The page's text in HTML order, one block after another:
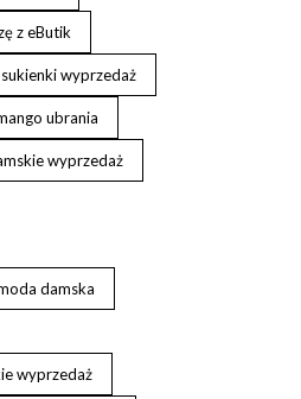
z eButik
wyprzedaż
ubrania
wyprzedaż
damska
wyprzedaż